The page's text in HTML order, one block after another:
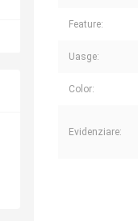
Feature:
Uasge:
Color:
Evidenziare: